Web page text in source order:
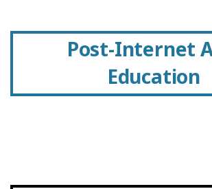
Post-Internet
Education